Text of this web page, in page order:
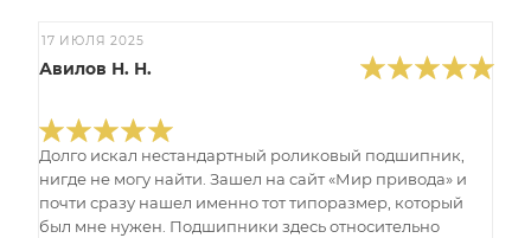
17 ИЮЛЯ 2025
Авилов Н. Н.
Долго искал нестандартный роликовый подшипник,
нигде не могу найти. Зашел на сайт «Мир привода» и
почти сразу нашел именно тот типоразмер, который
был мне нужен. Подшипники здесь относительно